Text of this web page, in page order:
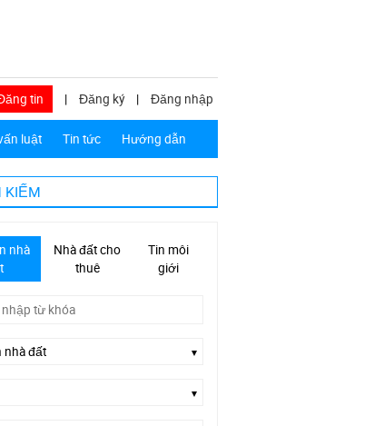
tin | Đăng ký | Đăng nhập
luật Tin tức Hướng dẫn
KIẾM
nhà
Nhà đất cho
thuê
Tin môi
giới